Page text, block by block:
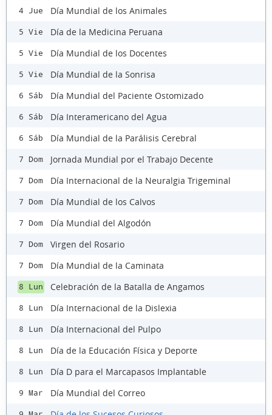
4 Jue Día Mundial de los Animales
5 Vie Día de la Medicina Peruana
5 Vie Día Mundial de los Docentes
5 Vie Día Mundial de la Sonrisa
6 Sáb Día Mundial del Paciente Ostomizado
6 Sáb Día Interamericano del Agua
6 Sáb Día Mundial de la Parálisis Cerebral
7 Dom Jornada Mundial por el Trabajo Decente
7 Dom Día Internacional de la Neuralgia Trigeminal
7 Dom Día Mundial de los Calvos
7 Dom Día Mundial del Algodón
7 Dom Virgen del Rosario
7 Dom Día Mundial de la Caminata
8 Lun Celebración de la Batalla de Angamos
8 Lun Día Internacional de la Dislexia
8 Lun Día Internacional del Pulpo
8 Lun Día de la Educación Física y Deporte
8 Lun Día D para el Marcapasos Implantable
9 Mar Día Mundial del Correo